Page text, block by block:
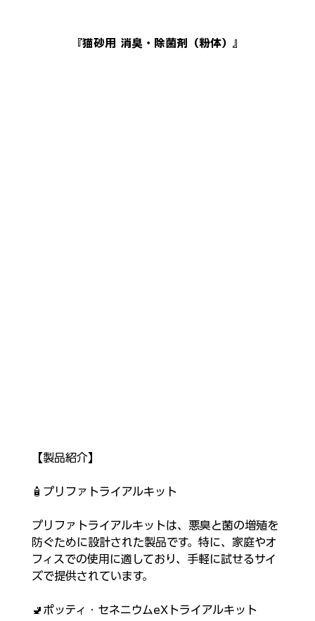
『猫砂用 消臭・除菌剤（粉体）』
【製品紹介】
🧴プリファトライアルキット
プリファトライアルキットは、悪臭と菌の増殖を
防ぐために設計された製品です。特に、家庭やオ
フィスでの使用に適しており、手軽に試せるサイ
ズで提供されています。
🚽ポッティ・セネニウムeXトライアルキット